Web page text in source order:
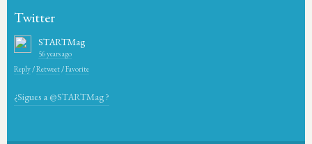
Twitter
STARTMag
56 years ago
Reply/Retweet/Favorite
¿Sigues a @STARTMag ?